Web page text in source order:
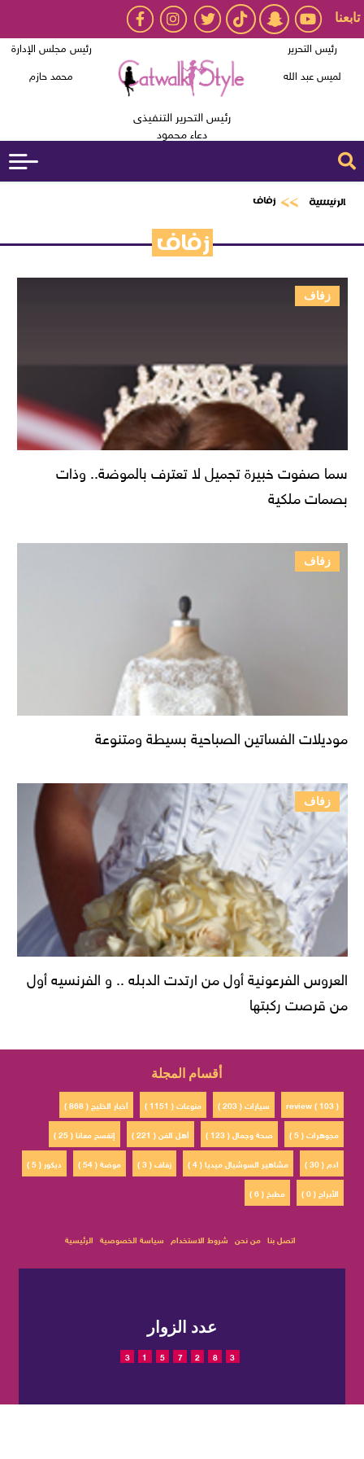
تابعنا
رئيس التحرير
لميس عبد الله
رئيس التحرير التنفيذى
دعاء محمود
رئيس مجلس الإدارة
محمد حازم
الرئيسية زفاف
زفاف
زفاف
سما صفوت خبيرة تجميل لا تعترف بالموضة.. وذات
بصمات ملكية
زفاف
موديلات الفساتين الصباحية بسيطة ومتنوعة
زفاف
العروس الفرعونية أول من ارتدت الدبله .. و الفرنسيه أول
من قرصت ركبتها
أقسام المجلة
أخبار الخليج ( 868 )
منوعات ( 1151 ) سيارات ( 203 )
review ( 103 )
إتفسح معانا ( 25 )
أهل الفن ( 221 ) صحة وجمال ( 123 )
مجوهرات ( 5 )
ديكور ( 5 )
موضة ( 54 ) زفاف ( 3 ) مشاهير السوشيال ميديا ( 4 )
ادم ( 30 )
مطبخ ( 6 )
الأبراج ( 0 )
الرئيسية سياسة الخصوصية شروط الاستخدام من نحن اتصل بنا
عدد الزوار
3 1 5 7 2 8 3